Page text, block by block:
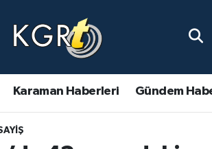
Karaman Haberleri Gündem